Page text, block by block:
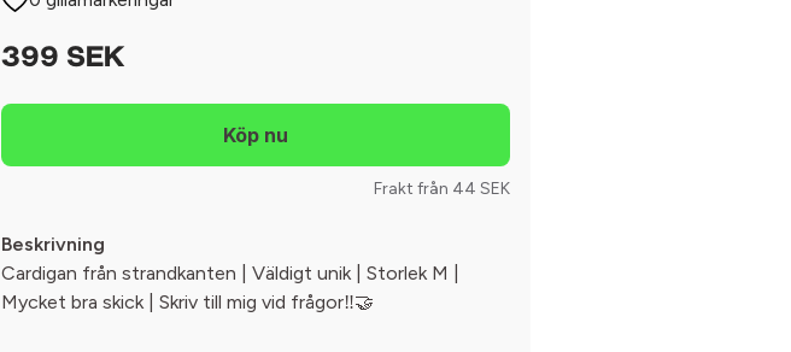
399 SEK
Frakt från 44 SEK
Beskrivning
Cardigan från strandkanten | Väldigt unik | Storlek M |
Mycket bra skick | Skriv till mig vid frågor‼️🤝